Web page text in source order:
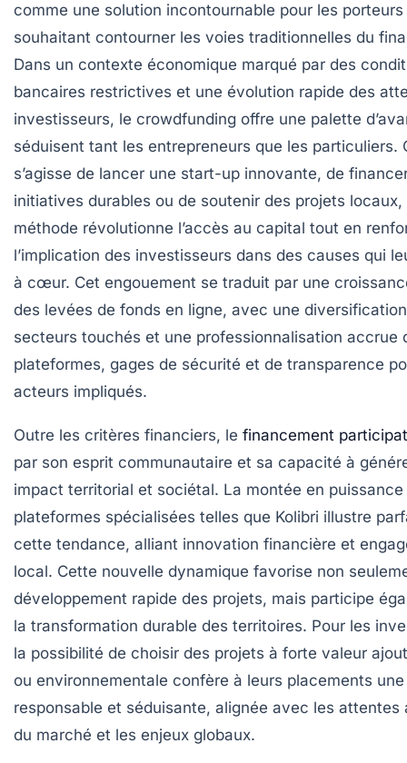
comme une solution incontournable pour les
souhaitant contourner les voies traditionnelles du
Dans un contexte économique marqué par des
bancaires restrictives et une évolution rapide des
investisseurs, le crowdfunding offre une palette
séduisent tant les entrepreneurs que les particuliers.
s’agisse de lancer une start-up innovante, de
initiatives durables ou de soutenir des projets
méthode révolutionne l’accès au capital tout en
l’implication des investisseurs dans des causes qui
à cœur. Cet engouement se traduit par une
des levées de fonds en ligne, avec une
secteurs touchés et une professionnalisation accrue
plateformes, gages de sécurité et de transparence
acteurs impliqués.
Outre les critères financiers, le financement
par son esprit communautaire et sa capacité à
impact territorial et sociétal. La montée en puissance
plateformes spécialisées telles que Kolibri illustre
cette tendance, alliant innovation financière et
local. Cette nouvelle dynamique favorise non
développement rapide des projets, mais participe
la transformation durable des territoires. Pour les
la possibilité de choisir des projets à forte valeur
ou environnementale confère à leurs placements
responsable et séduisante, alignée avec les attentes
du marché et les enjeux globaux.